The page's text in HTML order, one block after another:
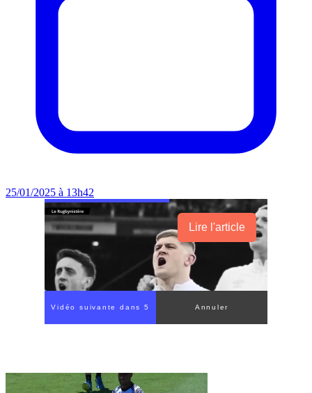
25/01/2025 à 13h42
Lire l'article
Vidéo suivante dans 3 Annuler